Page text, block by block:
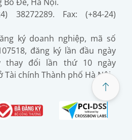
Bồ Đề, Hà Nội.
38272289. Fax: (+84-24)
ký doanh nghiệp, mã số
đăng ký lần đầu ngày
thay đổi lần thứ 10 ngày
Tài chính Thành phố Hà Nội.